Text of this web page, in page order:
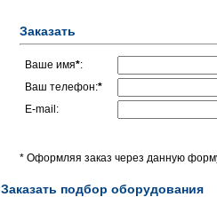
Заказать
Ваше имя*:
Ваш телефон:*
E-mail:
* Оформляя заказ через данную
Заказать подбор оборудования